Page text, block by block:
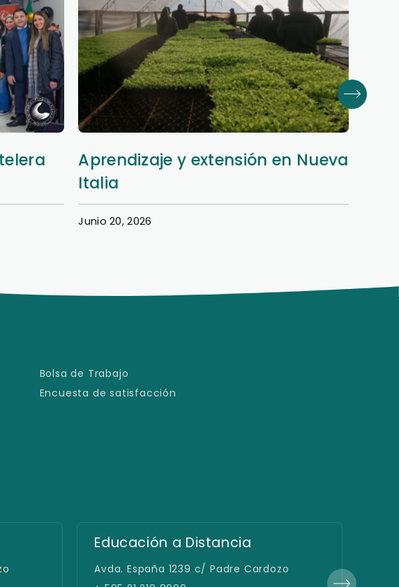
Aprendizaje y extensión en Nueva
Italia
Junio 20, 2026
Bolsa de Trabajo
Encuesta de satisfacción
Educación a Distancia
Avda. España 1239 c/ Padre Cardozo